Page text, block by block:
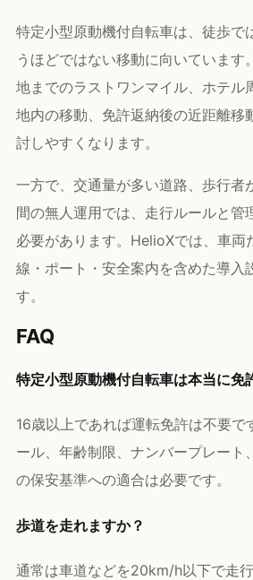
特定小型原動機付自転車は、徒歩で
うほどではない移動に向いています
地までのラストワンマイル、ホテル
地内の移動、免許返納後の近距離移
討しやすくなります。
一方で、交通量が多い道路、歩行者
間の無人運用では、走行ルールと管
必要があります。HelioXでは、車両
線・ポート・安全案内を含めた導入
す。
FAQ
特定小型原動機付自転車は本当に免
16歳以上であれば運転免許は不要で
ール、年齢制限、ナンバープレート
の保安基準への適合は必要です。
歩道を走れますか？
通常は車道などを20km/h以下で走